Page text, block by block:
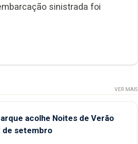
sinistrada foi
VER MAIS
acolhe Noites de Verão
de setembro